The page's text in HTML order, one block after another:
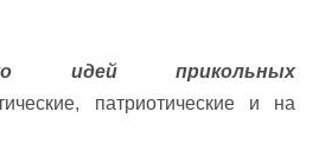
идей прикольных
патриотические и на